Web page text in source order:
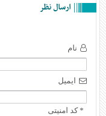
ارسال نظر
نام
ایمیل
* کد امنیتی